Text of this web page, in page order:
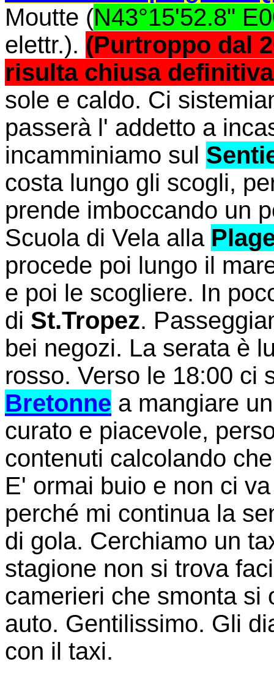
Moutte (N43°15'52.8"
elettr.). (Purtroppo dal
risulta chiusa
sole e caldo. Ci
passerà l' addetto a
incamminiamo sul
costa lungo gli scogli,
prende imboccando un
Scuola di Vela alla
procede poi lungo il
e poi le scogliere. In
di St.Tropez.
bei negozi. La serata è
rosso. Verso le 18:00 ci
Bretonne a mangiare
curato e piacevole,
contenuti calcolando
E' ormai buio e non ci
perché mi continua la
di gola. Cerchiamo un
stagione non si trova
camerieri che smonta si
auto. Gentilissimo. Gli
con il taxi.